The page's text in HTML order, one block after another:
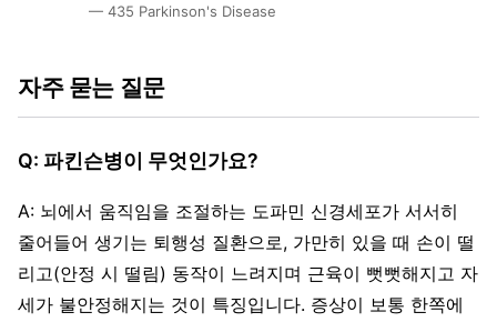
— 435 Parkinson's Disease
자주 묻는 질문
Q: 파킨슨병이 무엇인가요?
A: 뇌에서 움직임을 조절하는 도파민 신경세포가 서서히
줄어들어 생기는 퇴행성 질환으로, 가만히 있을 때 손이 떨
리고(안정 시 떨림) 동작이 느려지며 근육이 뻣뻣해지고 자
세가 불안정해지는 것이 특징입니다. 증상이 보통 한쪽에